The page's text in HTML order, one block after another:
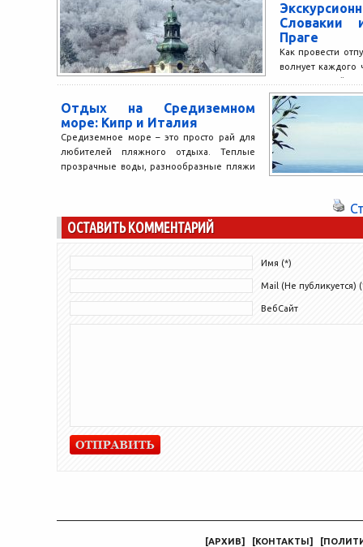
Словакии
Праге
Как провести
волнует каждого
него каждый
вкусы...
Отдых на Средиземном
море: Кипр и Италия
Средиземное море – это просто рай для
любителей пляжного отдыха. Теплые
прозрачные воды, разнообразные пляжи
ОСТАВИТЬ КОММЕНТАРИЙ
Имя (*)
Mail (Не публикуется)
ВебСайт
[АРХИВ] [КОНТАКТЫ] [